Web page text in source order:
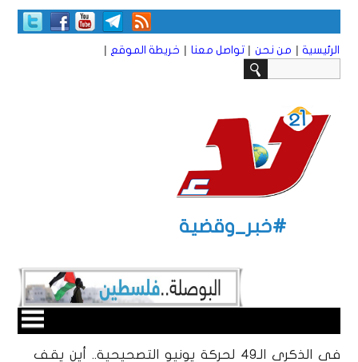
الرئيسية | من نحن | تواصل معنا | خريطة الموقع |
#خبر_وقضية
في الذكرى الـ49 لحركة يونيو التصحيحية.. أين يقف